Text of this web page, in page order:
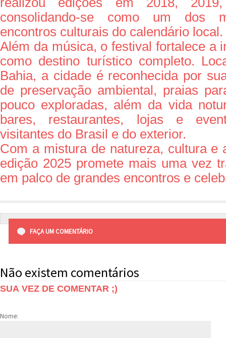
consolidando-se como um dos
encontros culturais do calendário local.
Além da música, o festival fortalece a
como destino turístico completo.
Bahia, a cidade é reconhecida por
de preservação ambiental, praias
pouco exploradas, além da vida
bares, restaurantes, lojas e
visitantes do Brasil e do exterior.
Com a mistura de natureza, cultura e
edição 2025 promete mais uma vez
em palco de grandes encontros e
FAÇA UM COMENTÁRIO
Não existem comentários
SUA VEZ DE COMENTAR ;)
Nome: